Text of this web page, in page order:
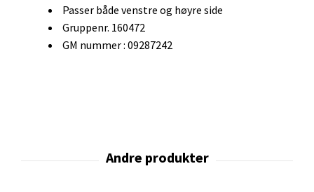
Passer både venstre og høyre side
Gruppenr. 160472
GM nummer : 09287242